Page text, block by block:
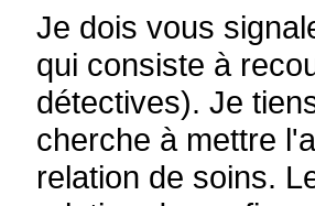
Je dois vous
qui consiste à
détectives). Je
cherche à mettre
relation de soins.